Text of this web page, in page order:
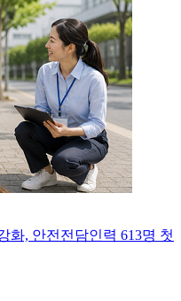
화, 안전전담인력 613명 첫